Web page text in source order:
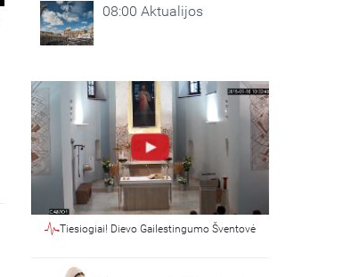
08:00 Aktualijos
Tiesiogiai! Dievo Gailestingumo Šventovė